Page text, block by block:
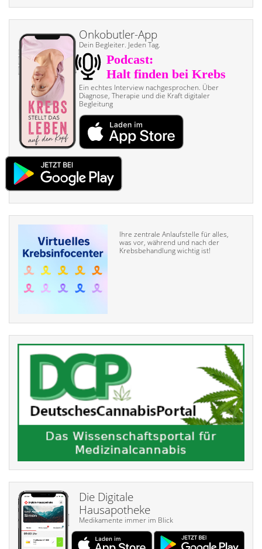
Onkobutler-App
Dein Begleiter. Jeden Tag.
Ein echtes Interview nach­gesprochen. Über
Diagnose, Therapie und die Kraft digitaler
Begleitung
Ihre zentrale Anlaufstelle für alles,
was vor, während und nach der
Krebsbehandlung wichtig ist!
Die Digitale
Hausapotheke
Medikamente immer im Blick